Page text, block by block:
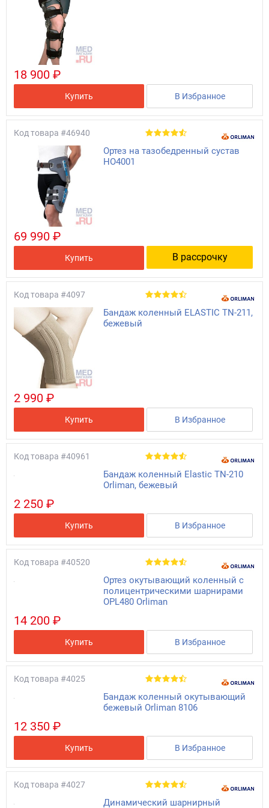
18 900 ₽
Купить В Избранное
Код товара #46940
Ортез на тазобедренный сустав
HO4001
69 990 ₽
Купить В рассрочку
Код товара #4097
Бандаж коленный ELASTIC TN-211,
бежевый
2 990 ₽
Купить В Избранное
Код товара #40961
Бандаж коленный Elastic TN-210
Orliman, бежевый
2 250 ₽
Купить В Избранное
Код товара #40520
Ортез окутывающий коленный с
полицентрическими шарнирами
OPL480 Orliman
14 200 ₽
Купить В Избранное
Код товара #4025
Бандаж коленный окутывающий
бежевый Orliman 8106
12 350 ₽
Купить В Избранное
Код товара #4027
Динамический шарнирный